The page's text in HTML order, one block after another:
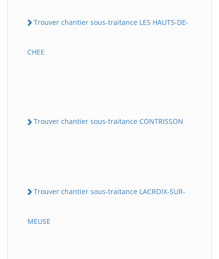
Trouver chantier sous-traitance LES HAUTS-DE-
CHEE
Trouver chantier sous-traitance CONTRISSON
Trouver chantier sous-traitance LACROIX-SUR-
MEUSE